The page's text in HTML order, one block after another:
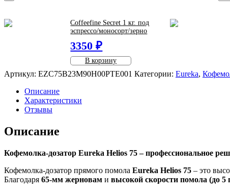
Coffeefine Secret 1 кг. под
эспрессо/моносорт/зерно
3350 ₽
В корзину
Артикул: EZC75B23M90H00PTE001 Категории: Eureka,
Описание
Характеристики
Отзывы
Описание
Кофемолка-дозатор Eureka Helios 75 – профессиональное
Кофемолка-дозатор прямого помола Eureka Helios 75 – это
Благодаря 65-мм жерновам и высокой скорости помола (до 5